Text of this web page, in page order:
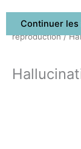
Continuer les
Accueil/Boutique
reproduction/